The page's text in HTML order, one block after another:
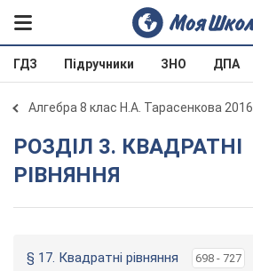
ГДЗ Підручники ЗНО ДПА
Алгебра 8 клас Н.А. Тарасенкова 2016
РОЗДІЛ 3. КВАДРАТНІ
РІВНЯННЯ
§ 17. Квадратні рівняння 698 - 727